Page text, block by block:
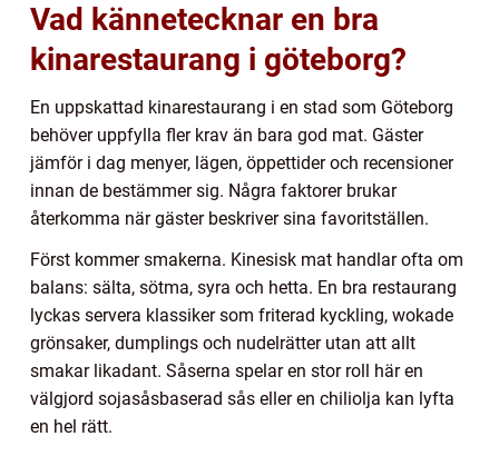
Vad kännetecknar en bra
kinarestaurang i göteborg?
En uppskattad kinarestaurang i en stad som Göteborg
behöver uppfylla fler krav än bara god mat. Gäster
jämför i dag menyer, lägen, öppettider och recensioner
innan de bestämmer sig. Några faktorer brukar
återkomma när gäster beskriver sina favoritställen.
Först kommer smakerna. Kinesisk mat handlar ofta om
balans: sälta, sötma, syra och hetta. En bra restaurang
lyckas servera klassiker som friterad kyckling, wokade
grönsaker, dumplings och nudelrätter utan att allt
smakar likadant. Såserna spelar en stor roll här en
välgjord sojasåsbaserad sås eller en chiliolja kan lyfta
en hel rätt.